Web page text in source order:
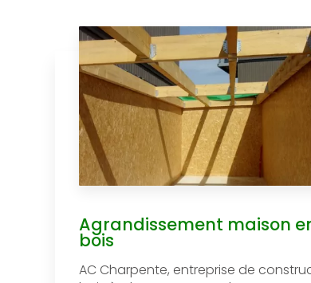
Agrandissement maison
bois
AC Charpente, entreprise de